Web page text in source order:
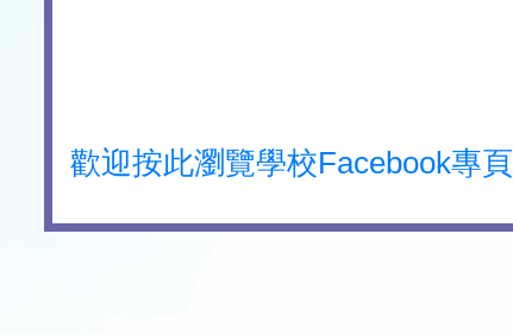
歡迎按此瀏覽學校Facebook專頁